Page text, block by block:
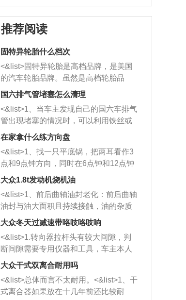
推荐阅读
固特异轮胎什么档次
<&list>固特异轮胎是高档品牌，是美国
的汽车轮胎品牌。虽然是高档轮胎品
牌，但是中高低端的轮胎都有生产，这
也是为了更好的开拓市场。
国六排气管堵塞怎么清理
<&list>1、当车主发现自己的国六车排气
管出现堵塞的情况时，可以利用铁丝或
者是细棍，直接将杂物给取出来，如果
堵塞情况比较严重，也可以采取应急措
施。 <&list>2、直接利用木棍将所有的
杂物推到排气管里面的位置处，然后将
三元催化器拆解开，就可以将堵塞的东
西取出来。但如果是因为积碳过多引起
的堵塞，就需要将三元催化器泡在草酸
洗剂对堵塞的情况得到解决，将清洗剂
放在燃油箱中，与燃油混合后，车辆启
动时，就可以和汽油一起进入到燃烧
室，最后形成废气排出，就可以让三元
催化器得到清洗，排气管堵塞的情况就
能够得到解决。
在家拿什么练方向盘
<&list>1、找一只平底锅，把两耳看作3
点和9点钟方向，同时在6点钟和12点钟
方向做一个标记。 <&list>2、双手握住
一圈半的练习，往右同样也要打相同的
圈数。 <&list>3、最后强调要反复练
习，这样就可以形成肌肉记忆，在真实
驾驶车辆时，不需要记忆也能打好方
向。
大众1.8t发动机烧机油
<&list>1、前后曲轴油封老化：前后曲轴
油封与油大面积且持续接触，油的杂质
和发动机内持续温度变化使其密封效果
逐渐减弱，导致渗油或漏油。<&list>2、
活塞间隙过大：积碳会使活塞环与缸体
的间隙扩大，导致机油流入燃烧室中，
造成烧机油。<&list>3、机油粘度。使用
机油粘度过小的话，同样会有烧机油现
象，机油粘度过小具有很好的流动性，
大众冬天过减速带咯吱咯吱响
<&list>1.转向器拉杆头有较大间隙，判
断间隙需要专用仪器和工具，车主本人
无法制作，需要将车辆送到修理厂或4s
店；<&list>2.车辆半轴套管防尘罩破
裂，破裂后会出现漏油现象，使半轴磨
损严重，磨损的半轴容易损坏，产生异
大众干式双离合耐用吗
<&list>总体而言不太耐用。<&list>1、干
式离合器如果放在十几年前还比较耐